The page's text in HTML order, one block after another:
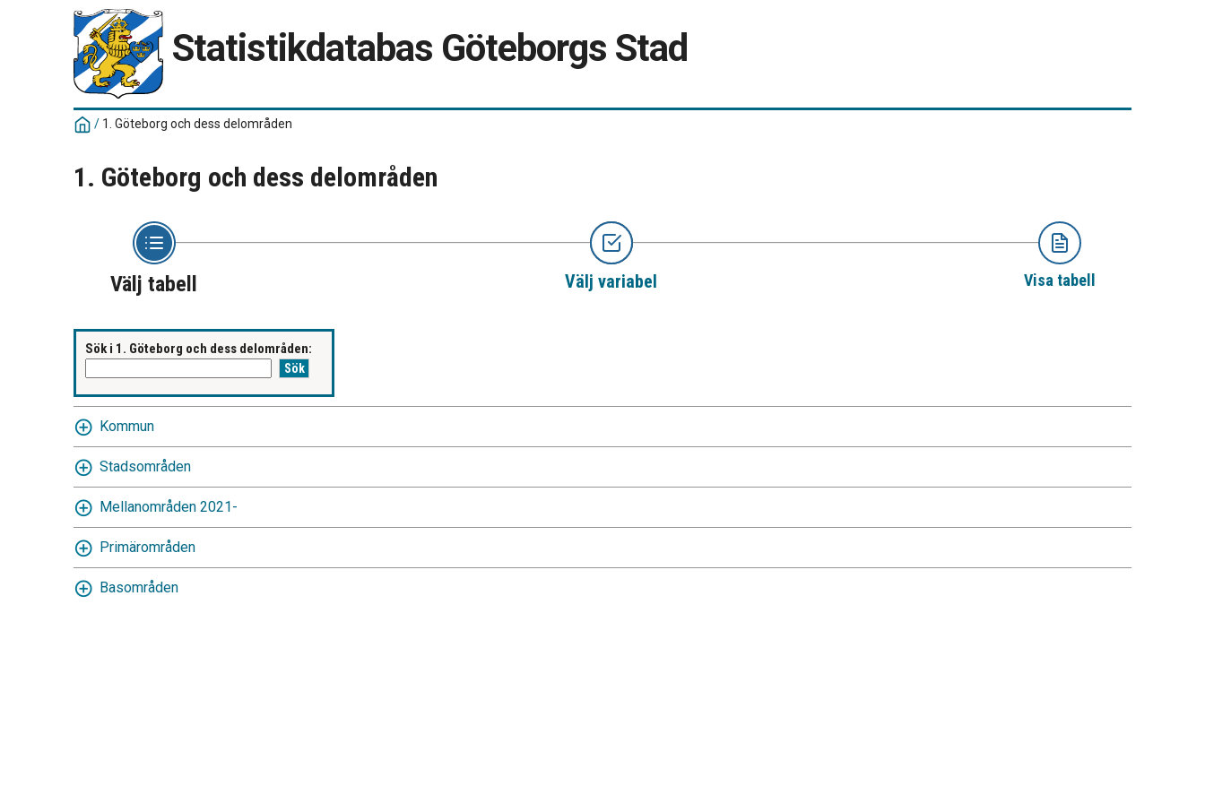
Statistikdatabas Göteborgs Stad
/ 1. Göteborg och dess delområden
1. Göteborg och dess delområden
Välj tabell Välj variabel Visa tabell
Sök i 1. Göteborg och dess delområden:
Kommun
Stadsområden
Mellanområden 2021-
Primärområden
Basområden